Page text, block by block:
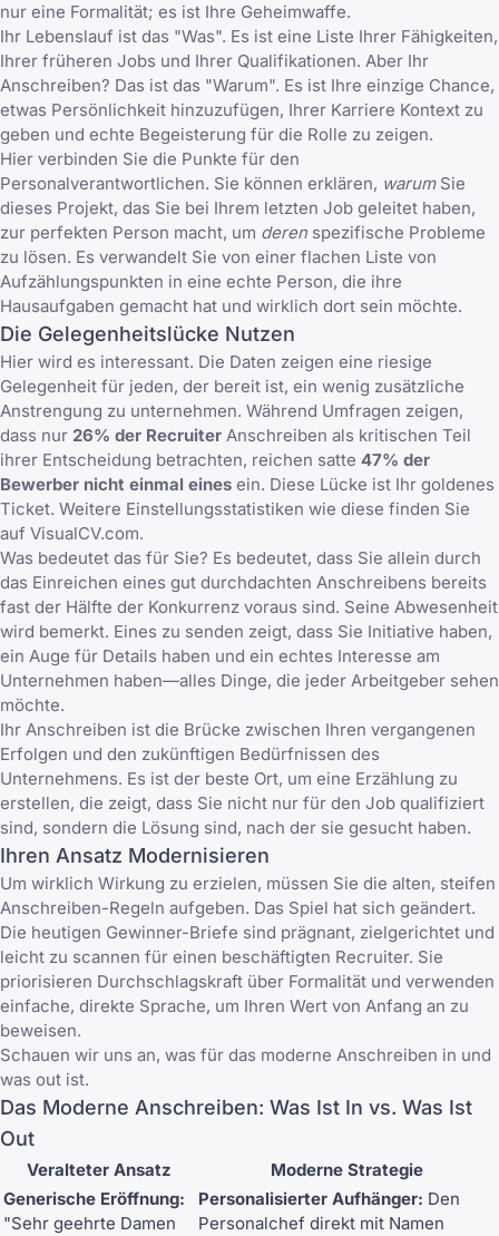
nur eine Formalität; es ist Ihre Geheimwaffe.
Ihr Lebenslauf ist das "Was". Es ist eine Liste Ihrer Fähigkeiten,
Ihrer früheren Jobs und Ihrer Qualifikationen. Aber Ihr
Anschreiben? Das ist das "Warum". Es ist Ihre einzige Chance,
etwas Persönlichkeit hinzuzufügen, Ihrer Karriere Kontext zu
geben und echte Begeisterung für die Rolle zu zeigen.
Hier verbinden Sie die Punkte für den
Personalverantwortlichen. Sie können erklären, warumSie
dieses Projekt, das Sie bei Ihrem letzten Job geleitet haben,
zur perfekten Person macht, um deren spezifische Probleme
zu lösen. Es verwandelt Sie von einer flachen Liste von
Aufzählungspunkten in eine echte Person, die ihre
Hausaufgaben gemacht hat und wirklich dort sein möchte.
Die Gelegenheitslücke Nutzen
Hier wird es interessant. Die Daten zeigen eine riesige
Gelegenheit für jeden, der bereit ist, ein wenig zusätzliche
Anstrengung zu unternehmen. Während Umfragen zeigen,
dass nur 26% der Recruiter Anschreiben als kritischen Teil
ihrer Entscheidung betrachten, reichen satte 47% der
Bewerber nicht einmal eines ein. Diese Lücke ist Ihr goldenes
Ticket. Weitere Einstellungsstatistiken wie diese finden Sie
auf VisualCV.com.
Was bedeutet das für Sie? Es bedeutet, dass Sie allein durch
das Einreichen eines gut durchdachten Anschreibens bereits
fast der Hälfte der Konkurrenz voraus sind. Seine Abwesenheit
wird bemerkt. Eines zu senden zeigt, dass Sie Initiative haben,
ein Auge für Details haben und ein echtes Interesse am
Unternehmen haben—alles Dinge, die jeder Arbeitgeber sehen
möchte.
Ihr Anschreiben ist die Brücke zwischen Ihren vergangenen
Erfolgen und den zukünftigen Bedürfnissen des
Unternehmens. Es ist der beste Ort, um eine Erzählung zu
erstellen, die zeigt, dass Sie nicht nur für den Job qualifiziert
sind, sondern die Lösung sind, nach der sie gesucht haben.
Ihren Ansatz Modernisieren
Um wirklich Wirkung zu erzielen, müssen Sie die alten, steifen
Anschreiben-Regeln aufgeben. Das Spiel hat sich geändert.
Die heutigen Gewinner-Briefe sind prägnant, zielgerichtet und
leicht zu scannen für einen beschäftigten Recruiter. Sie
priorisieren Durchschlagskraft über Formalität und verwenden
einfache, direkte Sprache, um Ihren Wert von Anfang an zu
beweisen.
Schauen wir uns an, was für das moderne Anschreiben in und
was out ist.
Das Moderne Anschreiben: Was Ist In vs. Was Ist
Out
Veralteter Ansatz
Moderne Strategie
Generische Eröffnung:
"Sehr geehrte Damen
Personalisierter Aufhänger: Den
Personalchef direkt mit Namen